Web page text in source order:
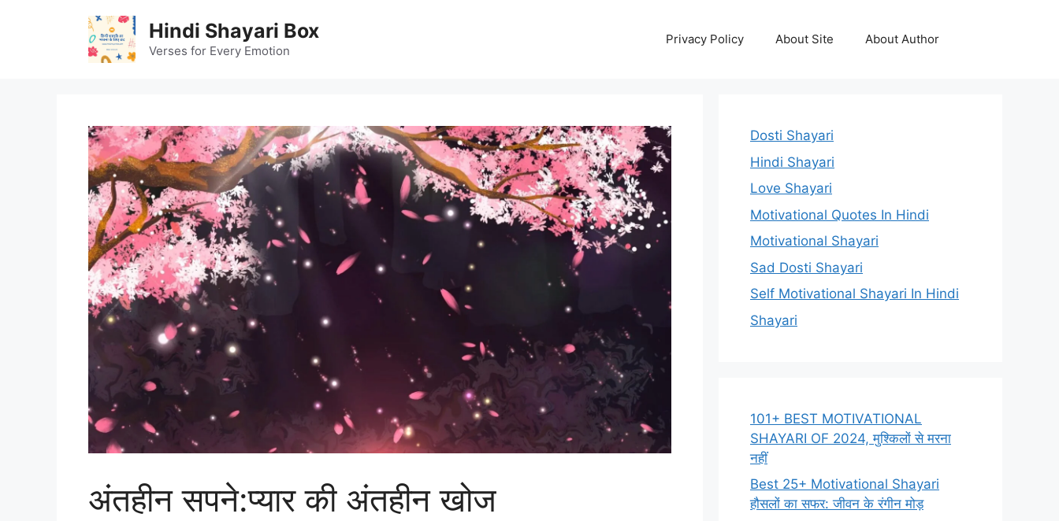
Hindi Shayari Box
Verses for Every Emotion
Privacy Policy About Site About Author
अंतहीन सपने:प्यार की अंतहीन खोज
Dosti Shayari
Hindi Shayari
Love Shayari
Motivational Quotes In Hindi
Motivational Shayari
Sad Dosti Shayari
Self Motivational Shayari In Hindi
Shayari
101+ BEST MOTIVATIONAL
SHAYARI OF 2024, मुश्किलों से मरना
नहीं
Best 25+ Motivational Shayari
हौसलों का सफर: जीवन के रंगीन मोड़